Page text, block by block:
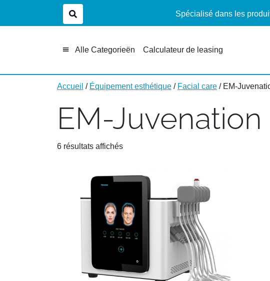
Spécialisé dans les
Alle Categorieën Calculateur de leasing
Accueil / Équipement esthétique / Facial care / EM-
EM-Juvenation
6 résultats affichés